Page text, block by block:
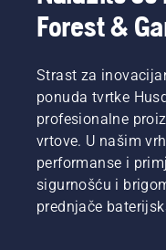
Forest &
Strast za
ponuda tvrtke
profesionalne
vrtove. U našim
performanse i
sigurnošću i
prednjače